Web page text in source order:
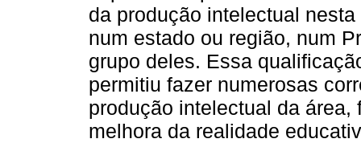
da produção intelectual
num estado ou região, num
grupo deles. Essa
permitiu fazer numerosas
produção intelectual da
melhora da realidade